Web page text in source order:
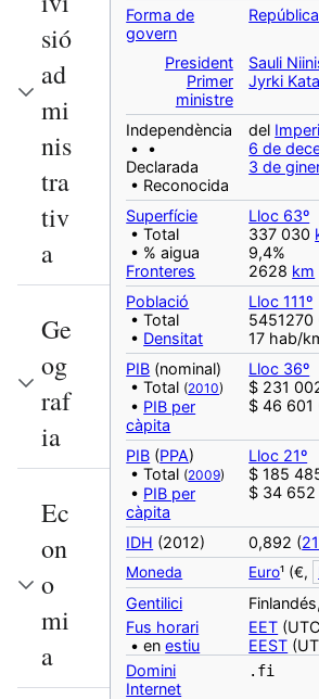
Forma de
govern
President
Primer
ministre
Sauli
Jyrki
Independència
• •
Declarada
• Reconocida
del
6 de
3 de
Superfície
• Total
• % aigua
Fronteres
Lloc 63º
337 030
9,4%
2628 km
Població
• Total
• Densitat
Lloc 111º
5451270
17 hab/
PIB (nominal)
• Total (2010)
• PIB per
càpita
Lloc 36º
$ 231
$ 46 601
PIB (PPA)
• Total (2009)
• PIB per
càpita
Lloc 21º
$ 185
$ 34 652
IDH (2012) 0,892 (
Moneda Euro¹ (€,
‎Gentilici
Fus horari
• enestiu
EET
EEST
Domini
Internet
.fi
sió
ad
mi
nis
tra
tiv
a
Ge
og
raf
ia
Ec
on
o
mi
a